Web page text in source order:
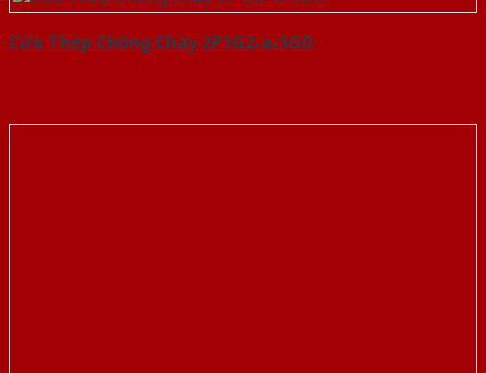
Cửa Thép Chống Cháy 2P1G2-a-SGD